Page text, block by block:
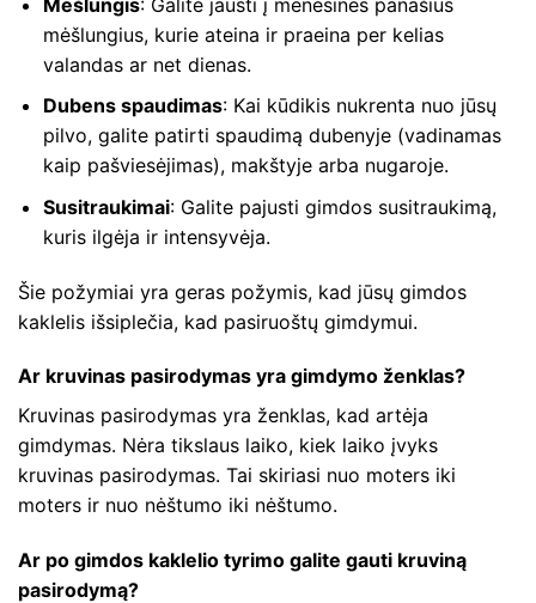
mėšlungius, kurie ateina ir praeina per kelias
valandas ar net dienas.
Dubens spaudimas: Kai kūdikis nukrenta nuo jūsų
pilvo, galite patirti spaudimą dubenyje (vadinamas
kaip pašviesėjimas), makštyje arba nugaroje.
Susitraukimai: Galite pajusti gimdos susitraukimą,
kuris ilgėja ir intensyvėja.
Šie požymiai yra geras požymis, kad jūsų gimdos
kaklelis išsiplečia, kad pasiruoštų gimdymui.
Ar kruvinas pasirodymas yra gimdymo ženklas?
Kruvinas pasirodymas yra ženklas, kad artėja
gimdymas. Nėra tikslaus laiko, kiek laiko įvyks
kruvinas pasirodymas. Tai skiriasi nuo moters iki
moters ir nuo nėštumo iki nėštumo.
Ar po gimdos kaklelio tyrimo galite gauti kruviną
pasirodymą?